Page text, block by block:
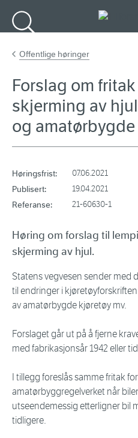
Offentlige høringer
Forslag om
skjerming av
og
Høringsfrist: 07.06.2021
Publisert: 19.04.2021
Referanse: 21-60630-1
Høring om forslag til
skjerming av hjul.
Statens vegvesen sender med
til endringer i
av amatørbygde kjøretøy mv.
Forslaget går ut på å fjerne
med fabrikasjonsår 1942 eller
I tillegg foreslås samme fritak
amatørbyggregelverket når
utseendemessig etterligner bil
tidligere.